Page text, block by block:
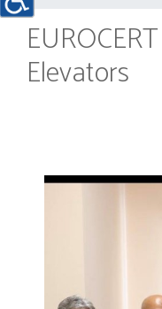
Elevators